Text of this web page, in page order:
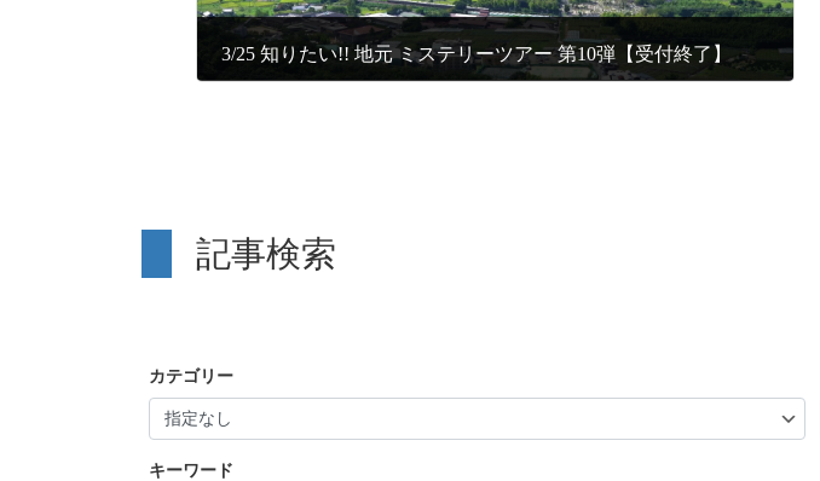
3/25 知りたい!! 地元 ミステリーツアー 第10弾【受付終了】
記事検索
カテゴリー
キーワード